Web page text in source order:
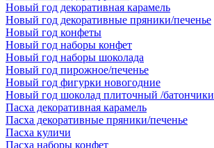
Новый год декоративная карамель
Новый год декоративные пряники/печенье
Новый год конфеты
Новый год наборы конфет
Новый год наборы шоколада
Новый год пирожное/печенье
Новый год фигурки новогодние
Новый год шоколад плиточный /батончики
Пасха декоративная карамель
Пасха декоративные пряники/печенье
Пасха куличи
Пасха наборы конфет